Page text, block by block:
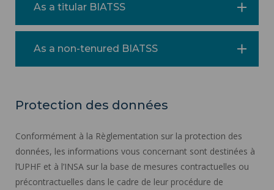
As a titular BIATSS
As a non-tenured BIATSS
Protection des données
Conformément à la Règlementation sur la protection des
données, les informations vous concernant sont destinées à
l’UPHF et à l’INSA sur la base de mesures contractuelles ou
précontractuelles dans le cadre de leur procédure de